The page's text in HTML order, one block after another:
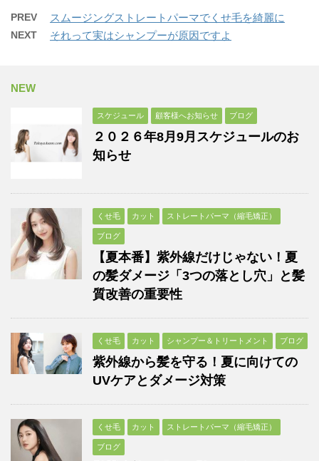
PREV スムージングストレートパーマでくせ毛を綺麗に
NEXT それって実はシャンプーが原因ですよ
NEW
スケジュール 顧客様へお知らせ ブログ
２０２６年8月9月スケジュールのお
知らせ
くせ毛 カット ストレートパーマ（縮毛矯正）
ブログ
【夏本番】紫外線だけじゃない！夏
の髪ダメージ「3つの落とし穴」と髪
質改善の重要性
くせ毛 カット シャンプー＆トリートメント ブログ
紫外線から髪を守る！夏に向けての
UVケアとダメージ対策
くせ毛 カット ストレートパーマ（縮毛矯正）
ブログ